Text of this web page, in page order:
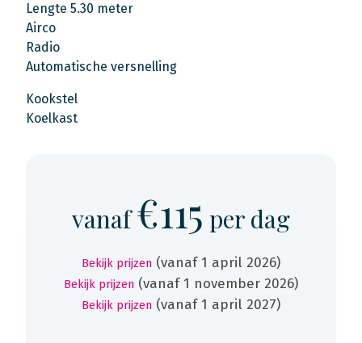
Lengte 5.30 meter
Airco
Radio
Automatische versnelling
Kookstel
Koelkast
vanaf€115 per dag
Bekijk prijzen (vanaf 1 april 2026)
Bekijk prijzen (vanaf 1 november 2026)
Bekijk prijzen (vanaf 1 april 2027)